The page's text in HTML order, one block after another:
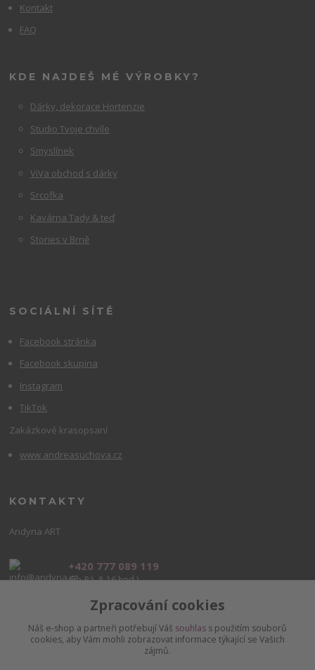
Kontakt
FAQ
KDE NAJDEŠ MÉ VÝROBKY?
Dárky, dekorace Hortenzie
Studio Tvoje chvíle
Smyslínek
ViVa obchod s dárky
Srcofka
Kavárna Tady & teď
Stories v Brně
SOCIÁLNÍ SÍTĚ
Facebook stránka
Facebook skupina
Instagram
TikTok
Zakázkové krasopsaní
www.andreasuchova.cz
KONTAKTY
Andyna ART
+420 777 089 119
(Po-Pá, 8-16 hod.)
info@andyna.czZpracování cookies
Náš e-shop a partneři potřebují Váš souhlas s použitím souborů
cookies, aby Vám mohli zobrazovat informace týkající se Vašich
zájmů.